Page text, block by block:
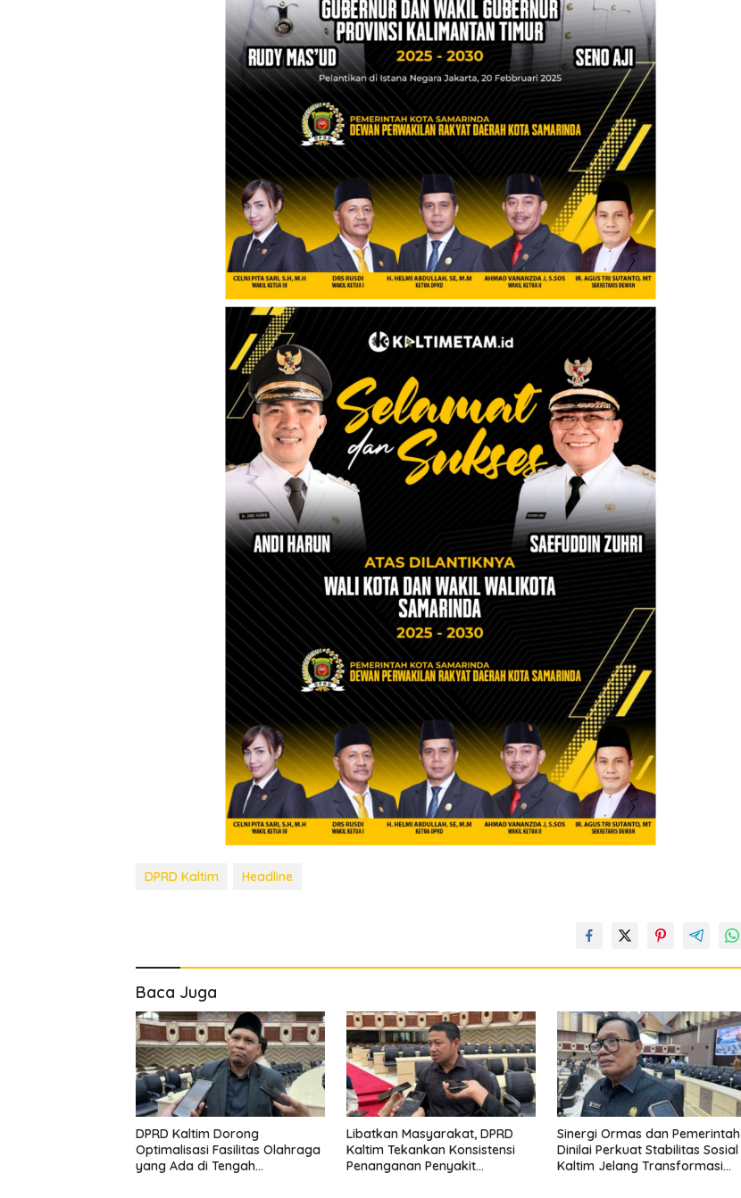
DPRD Kaltim Headline
Baca Juga
DPRD Kaltim Dorong
Optimalisasi Fasilitas Olahraga
yang Ada di Tengah
Libatkan Masyarakat, DPRD
Kaltim Tekankan Konsistensi
Penanganan Penyakit
Sinergi Ormas dan Pemerintah
Dinilai Perkuat Stabilitas Sosial
Kaltim Jelang Transformasi